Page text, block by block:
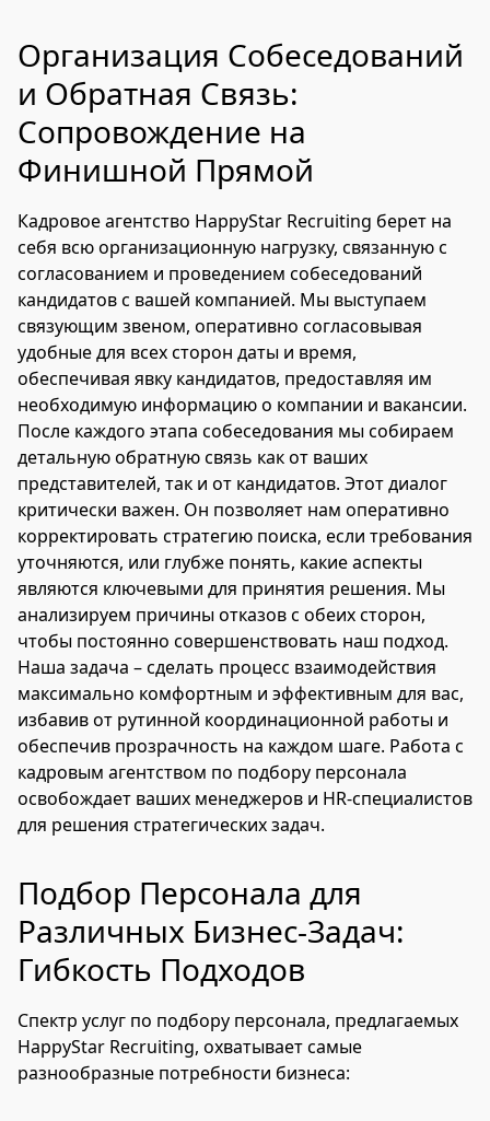
Организация Собеседований
и Обратная Связь:
Сопровождение на
Финишной Прямой
Кадровое агентство HappyStar Recruiting берет на
себя всю организационную нагрузку, связанную с
согласованием и проведением собеседований
кандидатов с вашей компанией. Мы выступаем
связующим звеном, оперативно согласовывая
удобные для всех сторон даты и время,
обеспечивая явку кандидатов, предоставляя им
необходимую информацию о компании и вакансии.
После каждого этапа собеседования мы собираем
детальную обратную связь как от ваших
представителей, так и от кандидатов. Этот диалог
критически важен. Он позволяет нам оперативно
корректировать стратегию поиска, если требования
уточняются, или глубже понять, какие аспекты
являются ключевыми для принятия решения. Мы
анализируем причины отказов с обеих сторон,
чтобы постоянно совершенствовать наш подход.
Наша задача – сделать процесс взаимодействия
максимально комфортным и эффективным для вас,
избавив от рутинной координационной работы и
обеспечив прозрачность на каждом шаге. Работа с
кадровым агентством по подбору персонала
освобождает ваших менеджеров и HR-специалистов
для решения стратегических задач.
Подбор Персонала для
Различных Бизнес-Задач:
Гибкость Подходов
Спектр услуг по подбору персонала, предлагаемых
HappyStar Recruiting, охватывает самые
разнообразные потребности бизнеса: